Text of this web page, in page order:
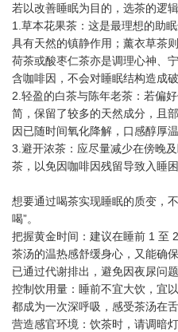
若以改善睡眠为目的，选茶的逻辑
1.草本花果茶：这是最理想的助
具有天然的镇静作用；薰衣草茶
荷茶或酸枣仁茶亦是调理心神、
含咖啡因，不会对睡眠结构造成破
2.轻盈的白茶与陈年老茶：若偏
简，保留了较多的天然成分，且
因已随时间氧化降解，口感醇厚
3.避开浓茶：应尽量减少在傍晚
茶，以免因咖啡因残留导致入睡困
想要通过喝茶实现睡眠的质变，
喝”。
把握黄金时间：建议在睡前 1 至
茶汤的温热感舒缓身心，又能确
已通过代谢排出，避免因夜尿问题
控制饮用量：睡前不宜大饮，宜
都成为一次深呼吸，感受茶汤在
营造感官环境：饮茶时，请调暗